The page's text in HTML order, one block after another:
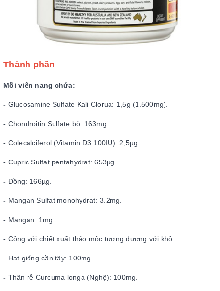
Thành phần
Mỗi viên nang chứa:
- Glucosamine Sulfate Kali Clorua: 1,5g (1.500mg).
- Chondroitin Sulfate bò: 163mg.
- Colecalciferol (Vitamin D3 100IU): 2,5µg.
- Cupric Sulfat pentahydrat: 653µg.
- Đồng: 166µg.
- Mangan Sulfat monohydrat: 3.2mg.
- Mangan: 1mg.
- Cộng với chiết xuất thảo mộc tương đương với khô:
- Hạt giống cần tây: 100mg.
- Thân rễ Curcuma longa (Nghệ): 100mg.